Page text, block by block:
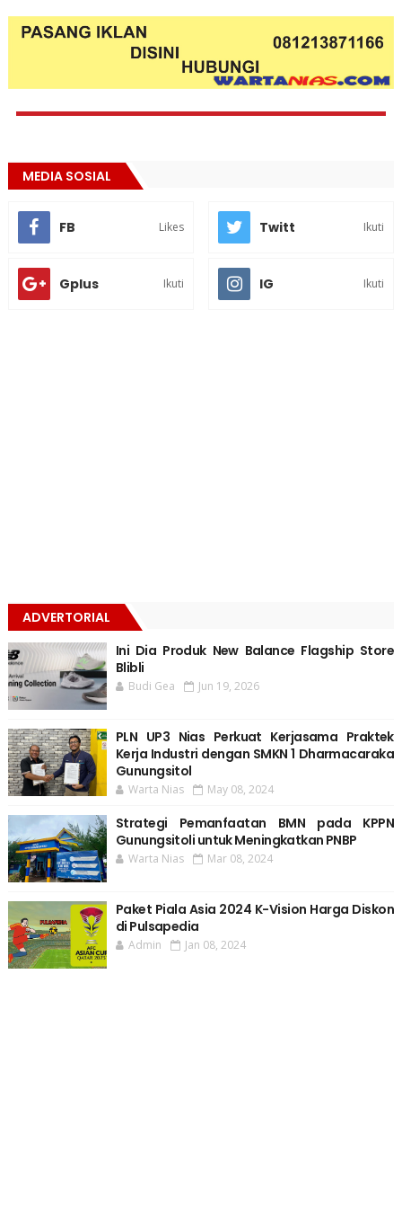
MEDIA SOSIAL
FB Likes Twitt Ikuti
Gplus Ikuti IG Ikuti
ADVERTORIAL
Ini Dia Produk New Balance Flagship Store
Blibli
Budi Gea Jun 19, 2026
PLN UP3 Nias Perkuat Kerjasama Praktek
Kerja Industri dengan SMKN 1 Dharmacaraka
Gunungsitol
Warta Nias May 08, 2024
Strategi Pemanfaatan BMN pada KPPN
Gunungsitoli untuk Meningkatkan PNBP
Warta Nias Mar 08, 2024
Paket Piala Asia 2024 K-Vision Harga Diskon
di Pulsapedia
Admin Jan 08, 2024